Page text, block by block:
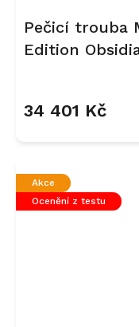
Pečicí trouba
Edition
34 401 Kč
Akce
Ocenění z testu